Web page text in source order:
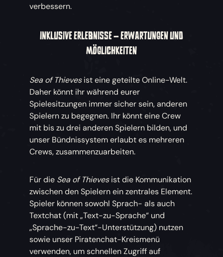
verbessern.
INKLUSIVE ERLEBNISSE – ERWARTUNGEN UND
MÖGLICHKEITEN
Sea of Thievesist eine geteilte Online-Welt.
Daher könnt ihr während eurer
Spielesitzungen immer sicher sein, anderen
Spielern zu begegnen. Ihr könnt eine Crew
mit bis zu drei anderen Spielern bilden, und
unser Bündnissystem erlaubt es mehreren
Crews, zusammenzuarbeiten.
Für die Sea of Thievesist die Kommunikation
zwischen den Spielern ein zentrales Element.
Spieler können sowohl Sprach- als auch
Textchat (mit „Text-zu-Sprache“ und
„Sprache-zu-Text“-Unterstützung) nutzen
sowie unser Piratenchat-Kreismenü
verwenden, um schnellen Zugriff auf